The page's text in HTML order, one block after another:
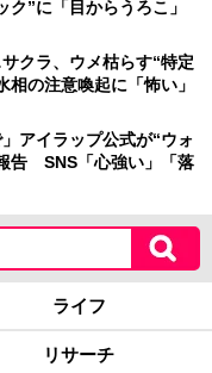
”に「目からうろこ」
クラ、ウメ枯らす“特定
の注意喚起に「怖い」
アイラップ公式が“ウォ
告 SNS「心強い」「落
ライフ
リサーチ